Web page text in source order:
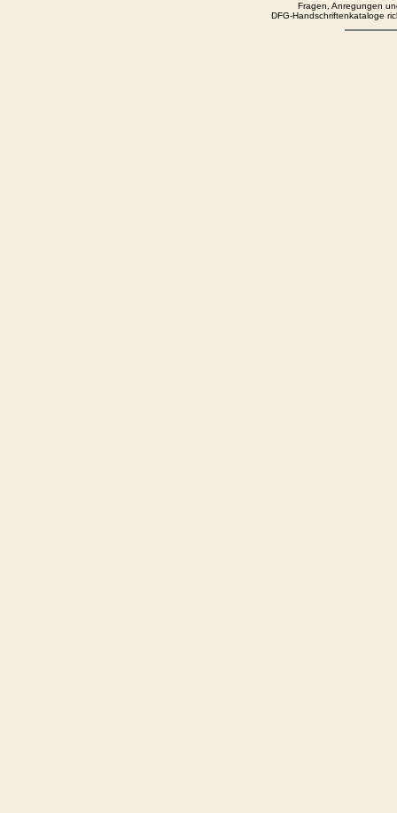
Fragen, Anregungen
DFG-Handschriftenkataloge